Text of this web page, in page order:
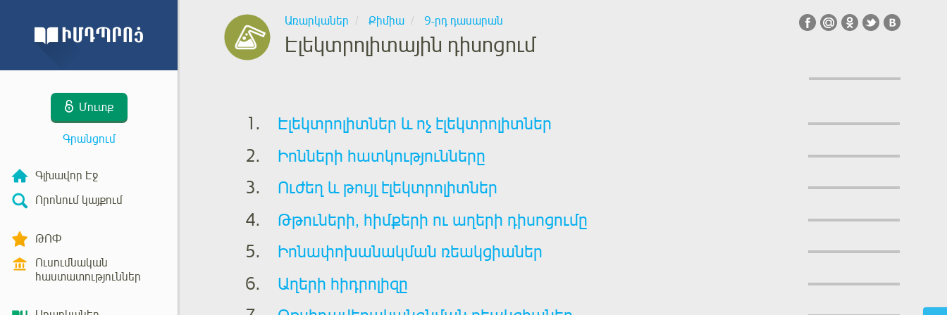
Մուտք
Գրանցում
Գլխավոր Էջ
Որոնում կայքում
ԹՈՓ
Ուսումնական
հաստատություններ
Առարկաներ Քիմիա 9-րդ դասարան
Էլեկտրոլիտային դիսոցում
Էլեկտրոլիտներ և ոչ էլեկտրոլիտներ
Իոնների հատկությունները
Ուժեղ և թույլ էլեկտրոլիտներ
Թթուների, հիմքերի ու աղերի դիսոցումը
Իոնափոխանակման ռեակցիաներ
Աղերի հիդրոլիզը